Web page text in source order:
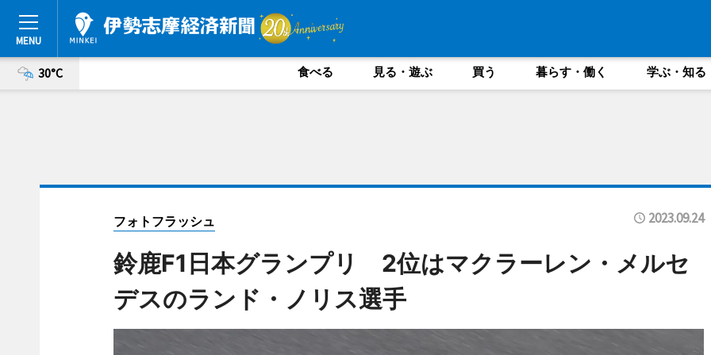
30°C 食べる 見る・遊ぶ 買う 暮らす・働く 学ぶ・知る
フォトフラッシュ 2023.09.24
鈴鹿F1日本グランプリ 2位はマクラーレン・メルセ
デスのランド・ノリス選手